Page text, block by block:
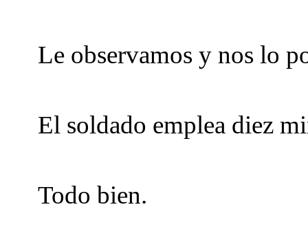
Le observamos y nos lo
El soldado emplea diez
Todo bien.